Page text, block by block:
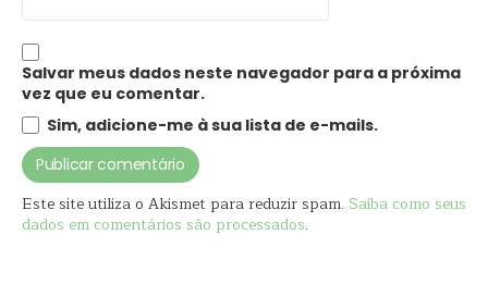
Salvar meus dados neste navegador para a próxima
vez que eu comentar.
Sim, adicione-me à sua lista de e-mails.
Este site utiliza o Akismet para reduzir spam. Saiba como seus
dados em comentários são processados.